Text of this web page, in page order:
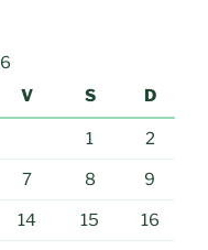
V S D
1 2
7 8 9
14 15 16